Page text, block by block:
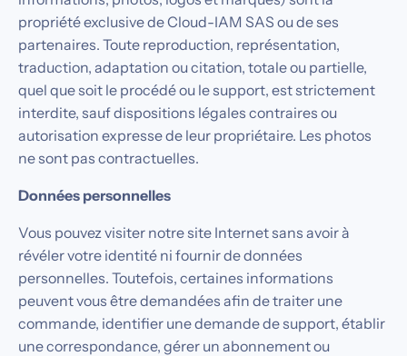
propriété exclusive de Cloud-IAM SAS ou de ses
partenaires. Toute reproduction, représentation,
traduction, adaptation ou citation, totale ou partielle,
quel que soit le procédé ou le support, est strictement
interdite, sauf dispositions légales contraires ou
autorisation expresse de leur propriétaire. Les photos
ne sont pas contractuelles.
Données personnelles
Vous pouvez visiter notre site Internet sans avoir à
révéler votre identité ni fournir de données
personnelles. Toutefois, certaines informations
peuvent vous être demandées afin de traiter une
commande, identifier une demande de support, établir
une correspondance, gérer un abonnement ou